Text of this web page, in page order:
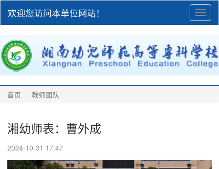
欢迎您访问本单位网站！
首页 教师团队
湘幼师表：曹外成
2024-10-31 17:47